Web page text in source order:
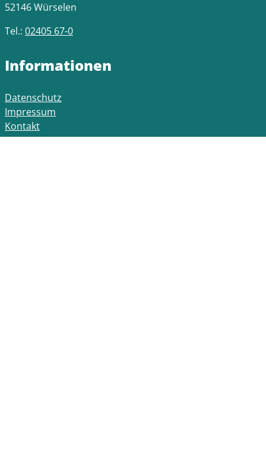
52146 Würselen
Tel.: 02405 67-0
Informationen
Datenschutz
Impressum
Kontakt